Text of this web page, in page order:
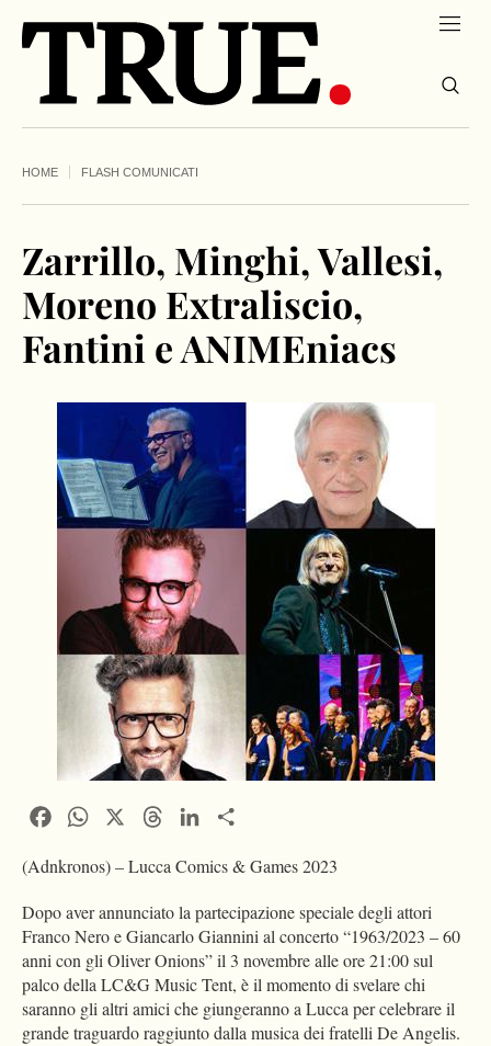
HOME FLASH COMUNICATI
Zarrillo, Minghi, Vallesi,
Moreno Extraliscio,
Fantini e ANIMEniacs
FacebookWhatsApp ThreadsLinkedIn
(Adnkronos) – Lucca Comics & Games 2023
Dopo aver annunciato la partecipazione speciale degli attori
Franco Nero e Giancarlo Giannini al concerto “1963/2023 – 60
anni con gli Oliver Onions” il 3 novembre alle ore 21:00 sul
palco della LC&G Music Tent, è il momento di svelare chi
saranno gli altri amici che giungeranno a Lucca per celebrare il
grande traguardo raggiunto dalla musica dei fratelli De Angelis.